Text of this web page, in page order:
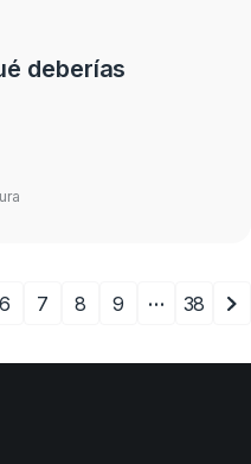
deberías
6 7 8 9 … 38